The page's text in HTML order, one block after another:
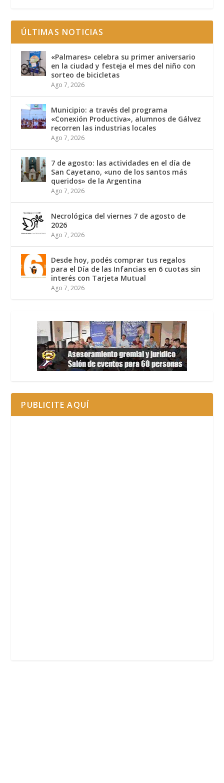
ÚLTIMAS NOTICIAS
«Palmares» celebra su primer aniversario
en la ciudad y festeja el mes del niño con
sorteo de bicicletas
Ago 7, 2026
Municipio: a través del programa
«Conexión Productiva», alumnos de Gálvez
recorren las industrias locales
Ago 7, 2026
7 de agosto: las actividades en el día de
San Cayetano, «uno de los santos más
queridos» de la Argentina
Ago 7, 2026
Necrológica del viernes 7 de agosto de
2026
Ago 7, 2026
Desde hoy, podés comprar tus regalos
para el Día de las Infancias en 6 cuotas sin
interés con Tarjeta Mutual
Ago 7, 2026
PUBLICITE AQUÍ